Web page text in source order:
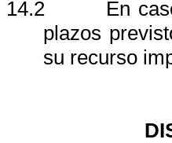
14.2
En
plazos
su recurso